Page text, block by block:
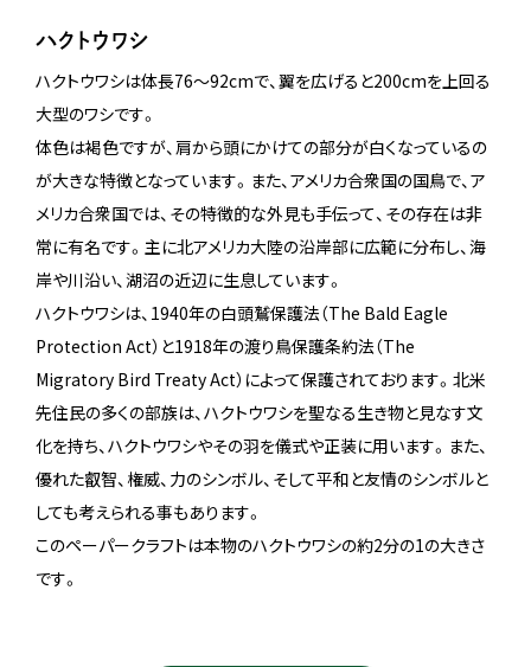
ハクトウワシ
ハクトウワシは体長76～92cmで、翼を広げると200cmを上回る
大型のワシです。
体色は褐色ですが、肩から頭にかけての部分が白くなっているの
が大きな特徴となっています。また、アメリカ合衆国の国鳥で、ア
メリカ合衆国では、その特徴的な外見も手伝って、その存在は非
常に有名です。主に北アメリカ大陸の沿岸部に広範に分布し、海
岸や川沿い、湖沼の近辺に生息しています。
ハクトウワシは、1940年の白頭鷲保護法（The Bald Eagle
Protection Act）と1918年の渡り鳥保護条約法（The
Migratory Bird Treaty Act）によって保護されております。北米
先住民の多くの部族は、ハクトウワシを聖なる生き物と見なす文
化を持ち、ハクトウワシやその羽を儀式や正装に用います。また、
優れた叡智、権威、力のシンボル、そして平和と友情のシンボルと
しても考えられる事もあります。
このペーパークラフトは本物のハクトウワシの約2分の1の大きさ
です。